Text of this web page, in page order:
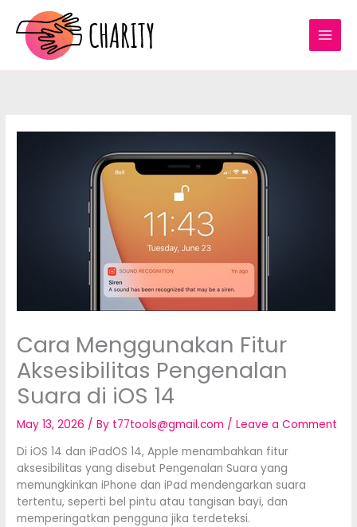
content
Cara Menggunakan Fitur
Aksesibilitas Pengenalan
Suara di iOS 14
May 13, 2026 / By t77tools@gmail.com /Leave a Comment
Di iOS 14 dan iPadOS 14, Apple menambahkan fitur
aksesibilitas yang disebut Pengenalan Suara yang
memungkinkan iPhone dan iPad mendengarkan suara
tertentu, seperti bel pintu atau tangisan bayi, dan
memperingatkan pengguna jika terdeteksi.